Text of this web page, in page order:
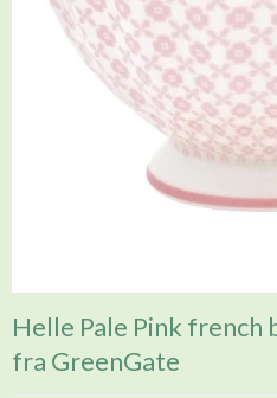
Helle Pale Pink french
fra GreenGate